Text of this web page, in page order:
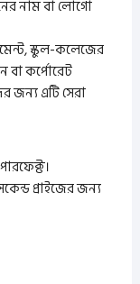
নাম বা লোগো
স্কুল-কলেজের
বা কর্পোরেট
জন্য এটি সেরা
প্রাইজের জন্য